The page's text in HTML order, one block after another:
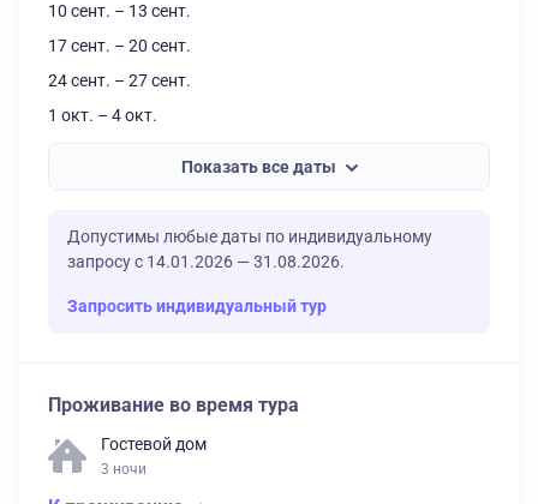
10 сент. – 13 сент.
17 сент. – 20 сент.
24 сент. – 27 сент.
1 окт. – 4 окт.
Показать все даты
Допустимы любые даты по индивидуальному
запросу с 14.01.2026 — 31.08.2026.
Запросить индивидуальный тур
Проживание во время тура
Гостевой дом
3 ночи